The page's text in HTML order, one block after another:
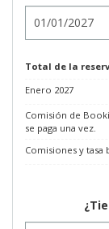
Total de la
Enero 2027
Comisión de
se paga una vez.
Comisiones y tasa